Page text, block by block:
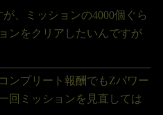
、ミッションの4000個ぐら
ンをクリアしたいんですが
ンプリート報酬でもZパワー
回ミッションを見直しては